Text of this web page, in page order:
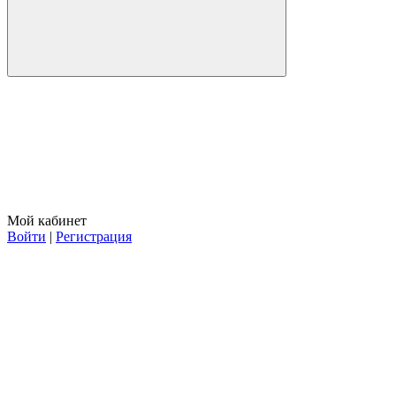
Мой кабинет
Войти | Регистрация